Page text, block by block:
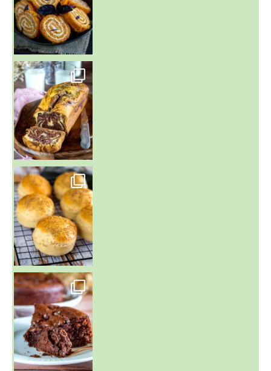
~ BUNS MAISON ~
Un peu de boulange par ici au
~ GÂTEAU FONDANT CHOCO NOISETTE ~
C'est lundi